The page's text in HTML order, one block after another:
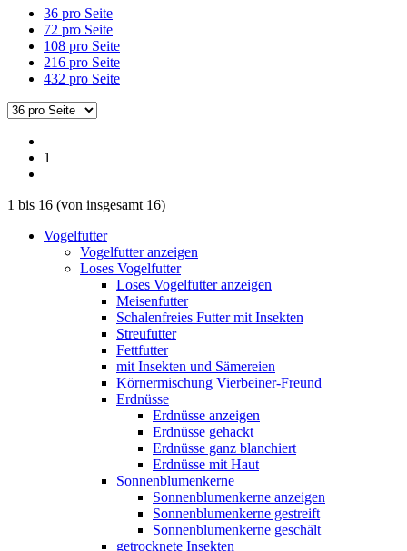
36 pro Seite
72 pro Seite
108 pro Seite
216 pro Seite
432 pro Seite
1
1 bis 16 (von insgesamt 16)
Vogelfutter
Vogelfutter anzeigen
Loses Vogelfutter
Loses Vogelfutter anzeigen
Meisenfutter
Schalenfreies Futter mit Insekten
Streufutter
Fettfutter
mit Insekten und Sämereien
Körnermischung Vierbeiner-Freund
Erdnüsse
Erdnüsse anzeigen
Erdnüsse gehackt
Erdnüsse ganz blanchiert
Erdnüsse mit Haut
Sonnenblumenkerne
Sonnenblumenkerne anzeigen
Sonnenblumenkerne gestreift
Sonnenblumenkerne geschält
getrocknete Insekten